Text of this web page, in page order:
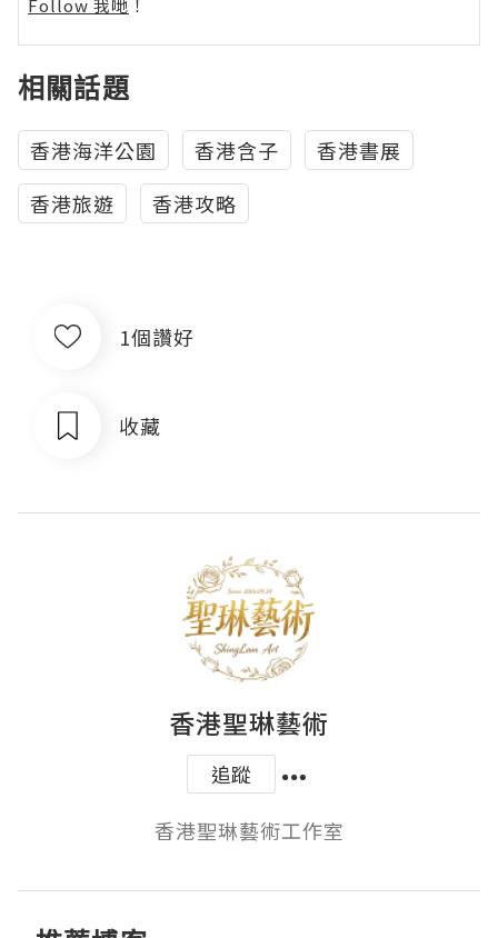
Follow 我哋 ！
相關話題
香港海洋公園 香港含子
香港書展
香港旅遊
香港攻略
1個讚好
收藏
香港聖琳藝術
追蹤
香港聖琳藝術工作室